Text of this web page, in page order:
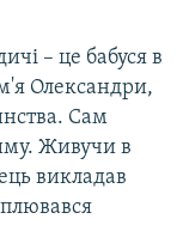
– це бабуся в
Олександри,
Сам
Живучи в
викладав